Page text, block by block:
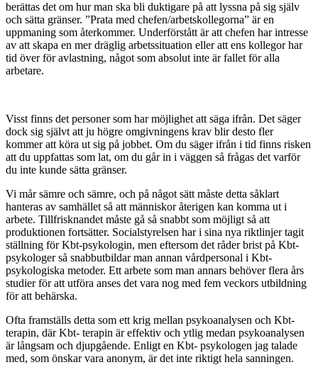
berättas det om hur man ska bli duktigare på att lyssna på sig själv
och sätta gränser. ”Prata med chefen/arbetskollegorna” är en
uppmaning som återkommer. Underförstått är att chefen har intresse
av att skapa en mer dräglig arbetssituation eller att ens kollegor har
tid över för avlastning, något som absolut inte är fallet för alla
arbetare.
Visst finns det personer som har möjlighet att säga ifrån. Det säger
dock sig självt att ju högre omgivningens krav blir desto fler
kommer att köra ut sig på jobbet. Om du säger ifrån i tid finns risken
att du uppfattas som lat, om du går in i väggen så frågas det varför
du inte kunde sätta gränser.
Vi mår sämre och sämre, och på något sätt måste detta såklart
hanteras av samhället så att människor återigen kan komma ut i
arbete. Tillfrisknandet måste gå så snabbt som möjligt så att
produktionen fortsätter. Socialstyrelsen har i sina nya riktlinjer tagit
ställning för Kbt-psykologin, men eftersom det råder brist på Kbt-
psykologer så snabbutbildar man annan vårdpersonal i Kbt-
psykologiska metoder. Ett arbete som man annars behöver flera års
studier för att utföra anses det vara nog med fem veckors utbildning
för att behärska.
Ofta framställs detta som ett krig mellan psykoanalysen och Kbt-
terapin, där Kbt- terapin är effektiv och ytlig medan psykoanalysen
är långsam och djupgående. Enligt en Kbt- psykologen jag talade
med, som önskar vara anonym, är det inte riktigt hela sanningen.